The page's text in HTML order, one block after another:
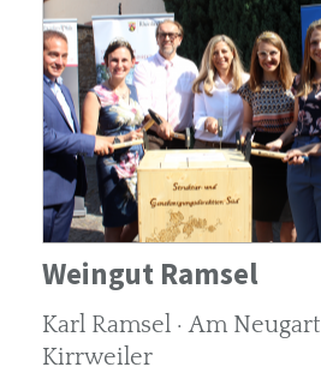
Weingut Ramsel
Karl Ramsel · Am
Kirrweiler